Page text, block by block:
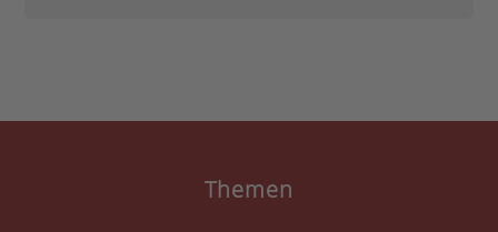
Mehr Informationen
AkzeptierenThemen